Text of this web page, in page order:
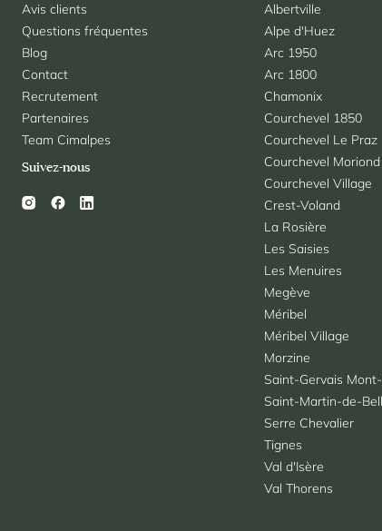
Avis clients
Questions fréquentes
Blog
Contact
Recrutement
Partenaires
Team Cimalpes
Albertville
Alpe d'Huez
Arc 1950
Arc 1800
Chamonix
Courchevel 1850
Courchevel Le Praz
Courchevel Moriond
Courchevel Village
Crest-Voland
La Rosière
Les Saisies
Les Menuires
Megève
Méribel
Méribel Village
Morzine
Saint-Gervais
Saint-Martin-de-
Serre Chevalier
Tignes
Val d'Isère
Val Thorens
Suivez-nous